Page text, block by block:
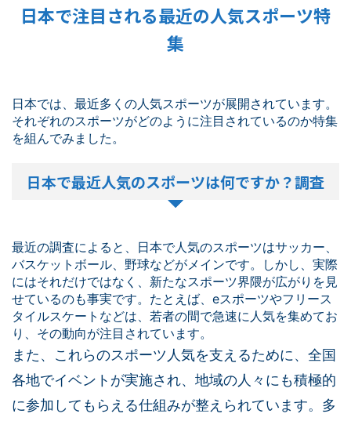
日本で注目される最近の人気スポーツ特
集
日本では、最近多くの人気スポーツが展開されています。
それぞれのスポーツがどのように注目されているのか特集
を組んでみました。
日本で最近人気のスポーツは何ですか？調査
最近の調査によると、日本で人気のスポーツはサッカー、
バスケットボール、野球などがメインです。しかし、実際
にはそれだけではなく、新たなスポーツ界隈が広がりを見
せているのも事実です。たとえば、eスポーツやフリース
タイルスケートなどは、若者の間で急速に人気を集めてお
り、その動向が注目されています。
また、これらのスポーツ人気を支えるために、全国
各地でイベントが実施され、地域の人々にも積極的
に参加してもらえる仕組みが整えられています。多